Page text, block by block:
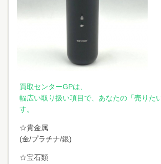
買取センターGPは、
幅広い取り扱い項目で、あなたの「売りた
す。
☆貴金属
(金/プラチナ/銀)
☆宝石類